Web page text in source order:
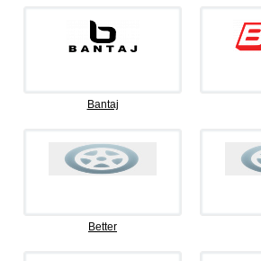
Bantaj
Better